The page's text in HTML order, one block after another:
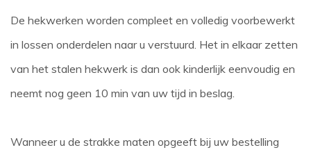
De hekwerken worden compleet en volledig voorbewerkt
in lossen onderdelen naar u verstuurd. Het in elkaar zetten
van het stalen hekwerk is dan ook kinderlijk eenvoudig en
neemt nog geen 10 min van uw tijd in beslag.
Wanneer u de strakke maten opgeeft bij uw bestelling